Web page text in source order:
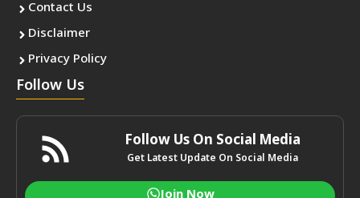
Contact Us
Disclaimer
Privacy Policy
Follow Us
Follow Us On Social Media
Get Latest Update On Social Media